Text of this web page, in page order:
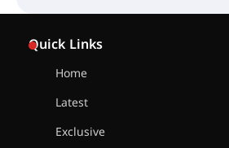
Quick Links
Home
Latest
Exclusive